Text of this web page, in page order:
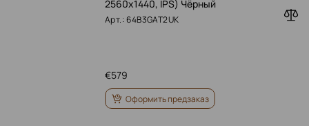
2560x1440, IPS) Чёрный
Арт.: 64B3GAT2UK
579
€
Оформить предзаказ